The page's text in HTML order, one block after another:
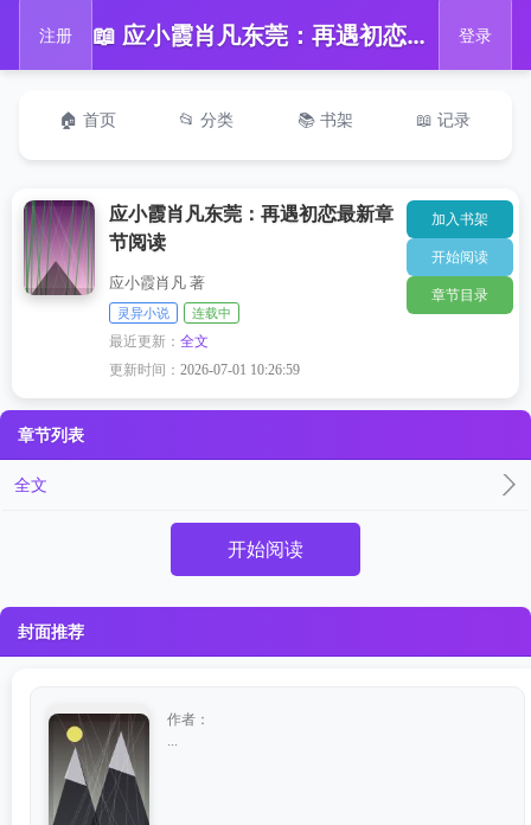
注册 📖 应小霞肖凡东莞：再遇初恋最新章节阅读 登录
🏠 首页 📂 分类 📚 书架 📖 记录
应小霞肖凡东莞：再遇初恋最新章
节阅读
应小霞肖凡 著
灵异小说 连载中
最近更新：全文
更新时间：2026-07-01 10:26:59
加入书架
开始阅读
章节目录
章节列表
全文
开始阅读
封面推荐
作者：